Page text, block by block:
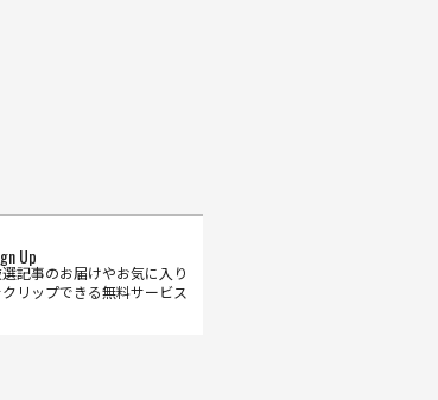
Up
記事のお届けやお気に入り
クリップできる無料サービス